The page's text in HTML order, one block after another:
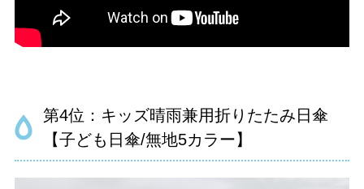
第4位：キッズ晴雨兼用折りたたみ日傘
【子ども日傘/無地5カラー】